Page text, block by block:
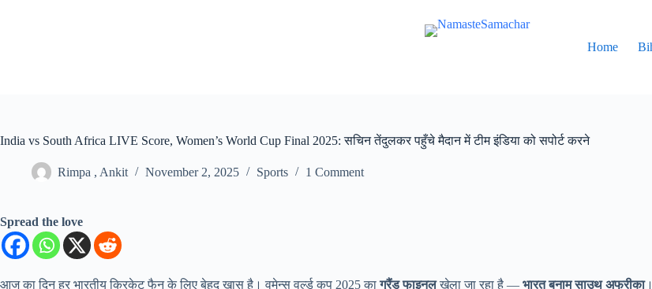
Home
India vs South Africa LIVE Score, Women’s World Cup Final 2025: सचिन तेंदुलकर पहुँचे मैदान में टीम इंडिया को सपोर्ट करने
Rimpa , Ankit November 2, 2025 Sports 1 Comment
Spread the love
आज का दिन हर भारतीय क्रिकेट फैन के लिए बेहद खास है। वुमेन्स वर्ल्ड कप 2025 काग्रैंड फाइनलखेला जा रहा है — भारत बनाम साउथ अफ्रीका